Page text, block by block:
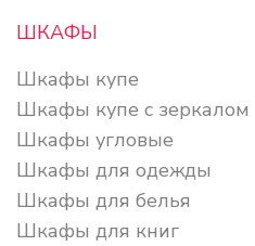
ШКАФЫ
Шкафы купе
Шкафы купе с зеркалом
Шкафы угловые
Шкафы для одежды
Шкафы для белья
Шкафы для книг